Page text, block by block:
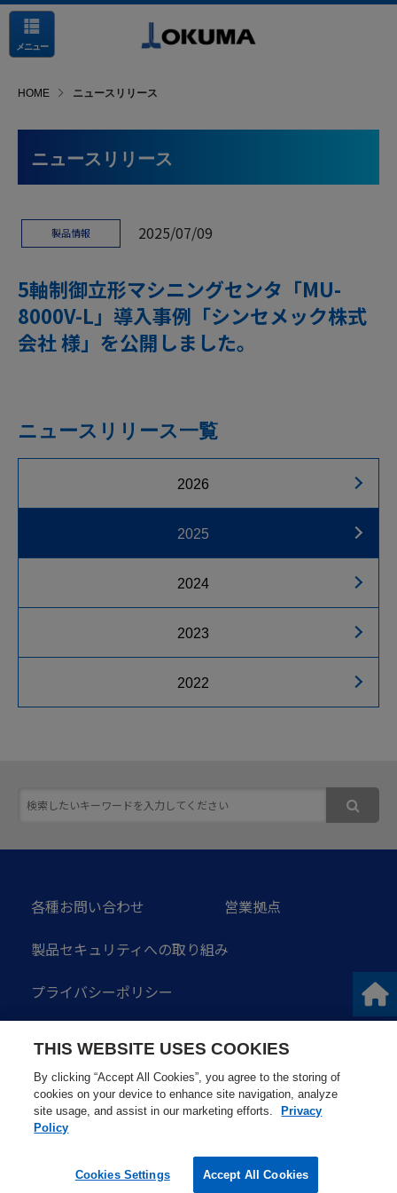
メニュー
HOME ニュースリリース
ニュースリリース
製品情報 2025/07/09
5軸制御立形マシニングセンタ「MU-
8000V-L」導入事例「シンセメック株式
会社 様」を公開しました。
ニュースリリース一覧
2026
2025
2024
2023
2022
各種お問い合わせ
営業拠点
製品セキュリティへの取り組み
プライバシーポリシー
サイトのご利用にあたって
サイトマップ
THIS WEBSITE USES COOKIES
By clicking “Accept All Cookies”, you agree to the storing of
cookies on your device to enhance site navigation, analyze
site usage, and assist in our marketing efforts.
Privacy
Policy
Cookies Settings Accept All Cookies